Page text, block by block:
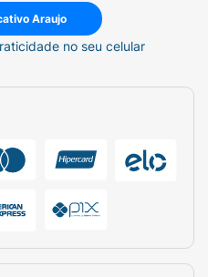
Araujo
no seu celular